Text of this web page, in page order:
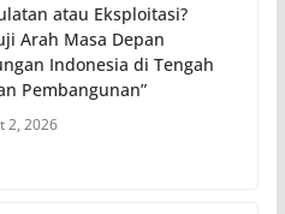
atau Eksploitasi?
Arah Masa Depan
Indonesia di Tengah
Pembangunan”
2, 2026